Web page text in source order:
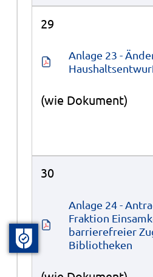
29
Anlage 23 -
(wie Dokument)
30
Anlage 24 -
Fraktion
barrierefreier
Bibliotheken